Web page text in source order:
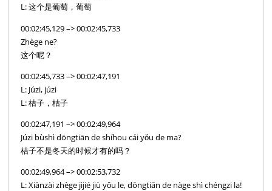
L: 这个是葡萄，葡萄
00:02:45,129 –> 00:02:45,733
Zhège ne?
这个呢？
00:02:45,733 –> 00:02:47,191
L: Júzi, júzi
L: 桔子，桔子
00:02:47,191 –> 00:02:49,964
Júzi bùshì dōngtiān de shíhou cái yǒu de ma?
桔子不是冬天的时候才有的吗？
00:02:49,964 –> 00:02:53,732
L: Xiànzài zhège jìjié jiù yǒu le, dōngtiān de nàge shì chéngzi la!